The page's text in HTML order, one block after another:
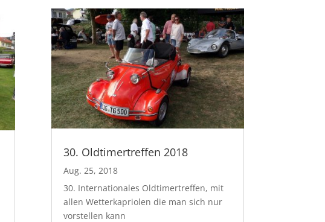
30. Oldtimertreffen 2018
Aug. 25, 2018
30. Internationales Oldtimertreffen, mit
allen Wetterkapriolen die man sich nur
vorstellen kann